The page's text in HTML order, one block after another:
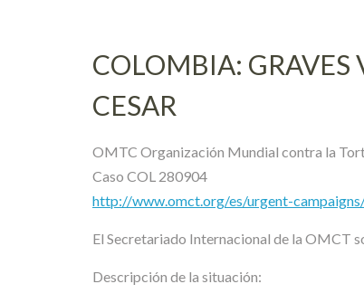
COLOMBIA: GRAVES
CESAR
OMTC Organización Mundial contra la
Caso COL 280904
http://www.omct.org/es/urgent-
El Secretariado Internacional de la OMCT
Descripción de la situación: